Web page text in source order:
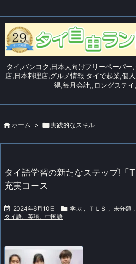
タイ,バンコク,日本人向けフリーペーパー
店,日本料理店,グルメ情報,タイで起業,個
得,毎月会計,,ロングステ
 ホーム > 実践的なスキル
タイ語学習の新たなステップ!「
充実コース
 2024年6月10日  学ぶ , ＴＬＳ , 未分類 ,
タイ語、英語、中国語